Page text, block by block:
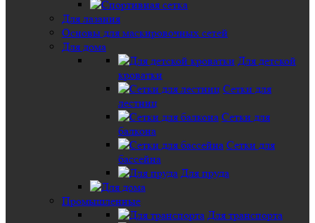
Для лазания
Основы для маскировочных сетей
Для дома
Для детской
кроватки
Сетки для
лестниц
Сетки для
балкона
Сетки для
бассейна
Для пруда
Промышленные
Для транспорта